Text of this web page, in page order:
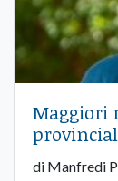
Maggiori
di Manfredi